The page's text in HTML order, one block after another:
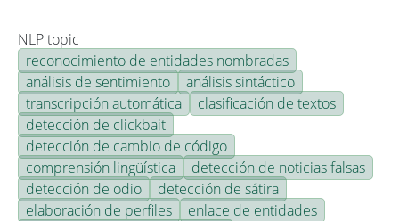
NLP topic
reconocimiento de entidades nombradas
análisis de sentimiento
análisis sintáctico
transcripción automática
clasificación de textos
detección de clickbait
detección de cambio de código
comprensión lingüística
detección de noticias falsas
detección de odio
detección de sátira
elaboración de perfiles
enlace de entidades